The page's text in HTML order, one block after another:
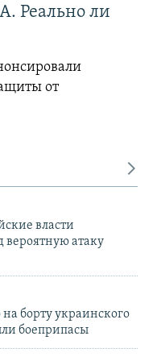
Реально ли
от
власти
вероятную атаку
борту украинского
боеприпасы